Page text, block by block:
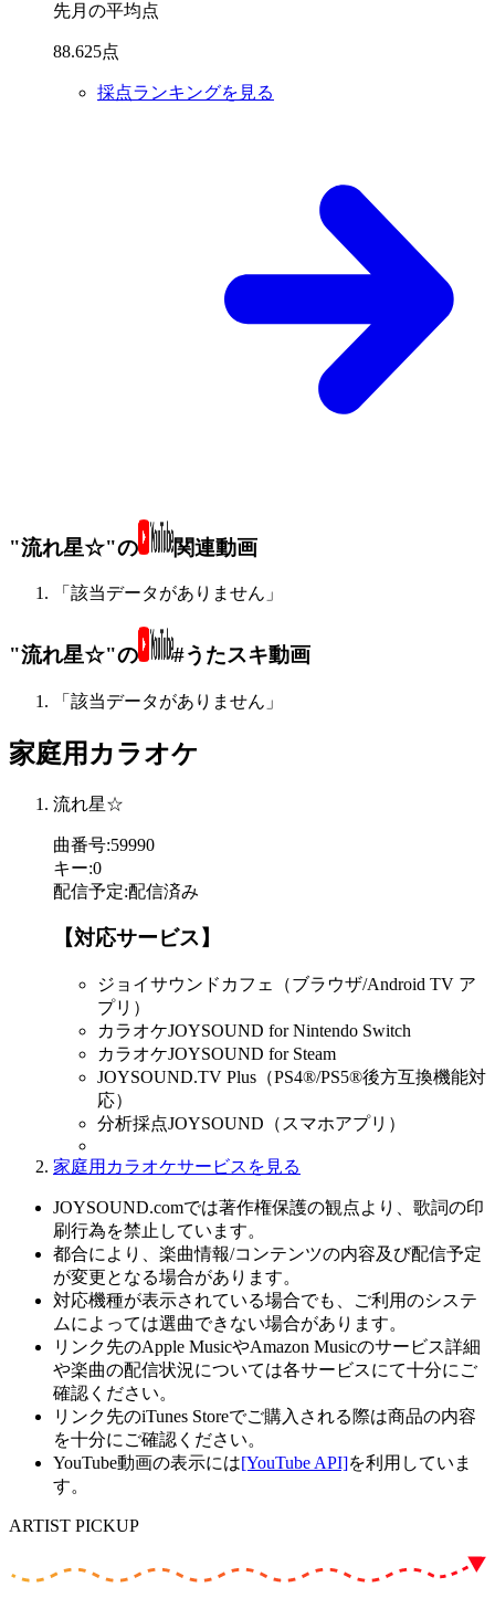
先月の平均点
88.625点
採点ランキングを見る
"流れ星☆"の 関連動画
「該当データがありません」
"流れ星☆"の #うたスキ動画
「該当データがありません」
家庭用カラオケ
流れ星☆
曲番号:59990
キー:0
配信予定:配信済み
【対応サービス】
ジョイサウンドカフェ（ブラウザ/Android TV ア
プリ）
カラオケJOYSOUND for Nintendo Switch
カラオケJOYSOUND for Steam
JOYSOUND.TV Plus（PS4®/PS5®後方互換機能対
応）
分析採点JOYSOUND（スマホアプリ）
家庭用カラオケサービスを見る
JOYSOUND.comでは著作権保護の観点より、歌詞の印
刷行為を禁止しています。
都合により、楽曲情報/コンテンツの内容及び配信予定
が変更となる場合があります。
対応機種が表示されている場合でも、ご利用のシステ
ムによっては選曲できない場合があります。
リンク先のApple MusicやAmazon Musicのサービス詳細
や楽曲の配信状況については各サービスにて十分にご
確認ください。
リンク先のiTunes Storeでご購入される際は商品の内容
を十分にご確認ください。
YouTube動画の表示には[YouTube API]を利用していま
す。
ARTIST PICKUP